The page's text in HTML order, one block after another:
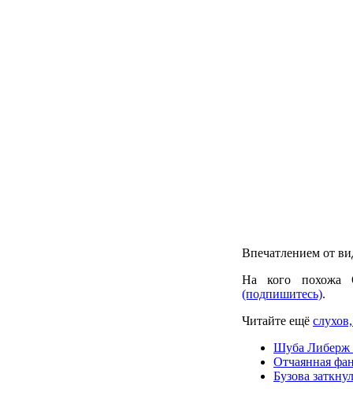
Впечатлением от
На кого похожа
(подпишитесь).
Читайте ещё
Шуба Либерж
Отчаянная
Бузова